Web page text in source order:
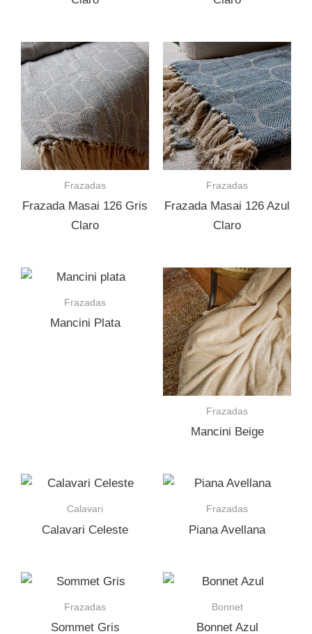
Frazadas
Frazada Masai 126 Gris
Claro
Frazadas
Frazada Masai 126 Azul
Claro
Frazadas
Mancini Plata
Frazadas
Mancini Beige
Calavari
Calavari Celeste
Frazadas
Piana Avellana
Frazadas
Sommet Gris
Bonnet
Bonnet Azul